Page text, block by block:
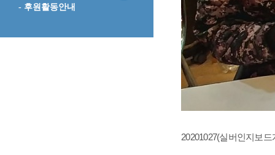
- 후원활동안내
20201027(실버인지보